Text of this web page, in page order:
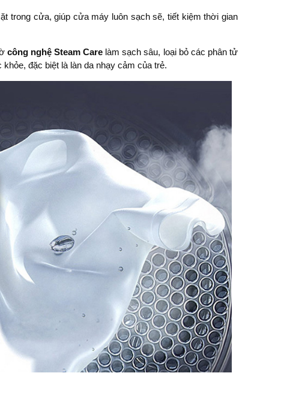
trong cửa, giúp cửa máy luôn sạch sẽ, tiết kiệm thời gian
công nghệ Steam Care làm sạch sâu, loại bỏ các phân tử
đặc biệt là làn da nhạy cảm của trẻ.